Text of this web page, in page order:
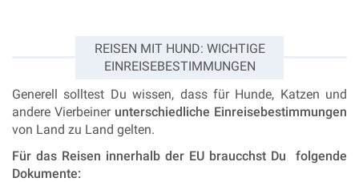
REISEN MIT HUND: WICHTIGE
EINREISEBESTIMMUNGEN
Generell solltest Du wissen, dass für Hunde, Katzen und
andere Vierbeinerunterschiedliche Einreisebestimmungen
von Land zu Land gelten.
Für das Reisen innerhalb der EU braucchst Du folgende
Dokumente: